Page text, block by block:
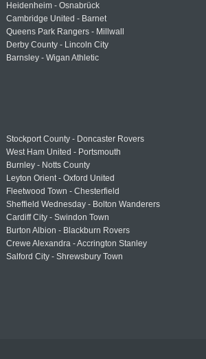
Heidenheim - Osnabrück
Cambridge United - Barnet
Queens Park Rangers - Millwall
Derby County - Lincoln City
Barnsley - Wigan Athletic
Stockport County - Doncaster Rovers
West Ham United - Portsmouth
Burnley - Notts County
Leyton Orient - Oxford United
Fleetwood Town - Chesterfield
Sheffield Wednesday - Bolton Wanderers
Cardiff City - Swindon Town
Burton Albion - Blackburn Rovers
Crewe Alexandra - Accrington Stanley
Salford City - Shrewsbury Town